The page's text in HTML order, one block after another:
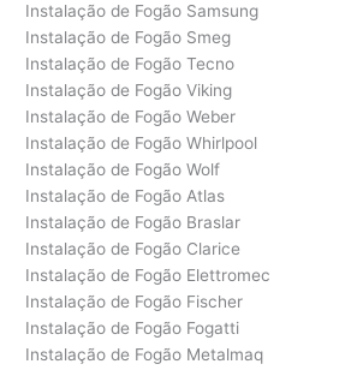
Instalação de Fogão Samsung
Instalação de Fogão Smeg
Instalação de Fogão Tecno
Instalação de Fogão Viking
Instalação de Fogão Weber
Instalação de Fogão Whirlpool
Instalação de Fogão Wolf
Instalação de Fogão Atlas
Instalação de Fogão Braslar
Instalação de Fogão Clarice
Instalação de Fogão Elettromec
Instalação de Fogão Fischer
Instalação de Fogão Fogatti
Instalação de Fogão Metalmaq